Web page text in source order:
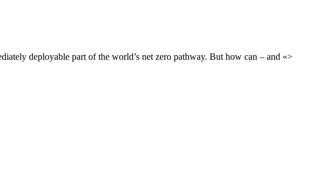
deployable part of the world’s net zero pathway. But how can – and «>